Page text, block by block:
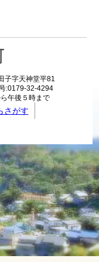
子字天神堂平81
:0179-32-4294
午後５時まで
さがす